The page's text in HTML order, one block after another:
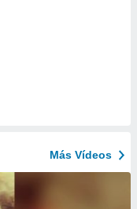
Más Vídeos